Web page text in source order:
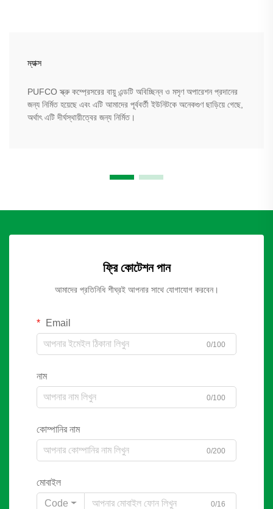
ম্যাক্স
PUFCO স্ক্রু কম্প্রেসরের বায়ু এন্ডটি অবিচ্ছিন্ন ও মসৃণ অপারেশন প্রদানের
জন্য নির্মিত হয়েছে এবং এটি আমাদের পূর্ববর্তী ইউনিটকে অনেকগুণ ছাড়িয়ে গেছে,
অর্থাৎ এটি দীর্ঘস্থায়ীত্বের জন্য নির্মিত।
ফ্রি কোটেশন পান
আমাদের প্রতিনিধি শীঘ্রই আপনার সাথে যোগাযোগ করবেন।
Email
0/100
নাম
0/100
কোম্পানির নাম
0/200
মোবাইল
Code
0/16